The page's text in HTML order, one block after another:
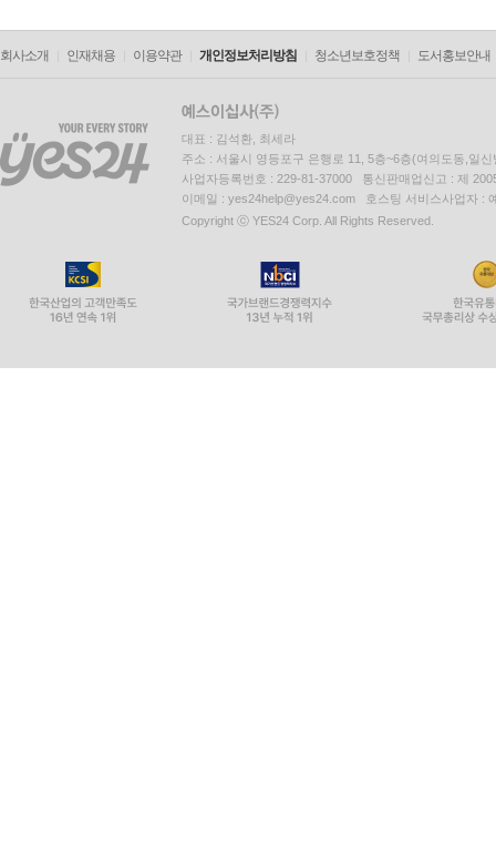
회사소개 인재채용 이용약관 개인정보처리방침 청소년보호정책 도서홍보안내
대표 : 김석환, 최세라
주소 : 서울시 영등포구 은행로 11, 5층~6층(여의도동,일신
사업자등록번호 : 229-81-37000 통신판매업신고 : 제
이메일 : yes24help@yes24.com 호스팅 서비스사업자 :
Copyright ⓒ YES24 Corp. All Rights Reserved.